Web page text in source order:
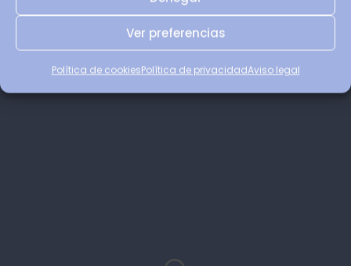
Ver preferencias
Política de cookiesPolítica de privacidadAviso legal
He leído y acepto lapolítica de privacidad